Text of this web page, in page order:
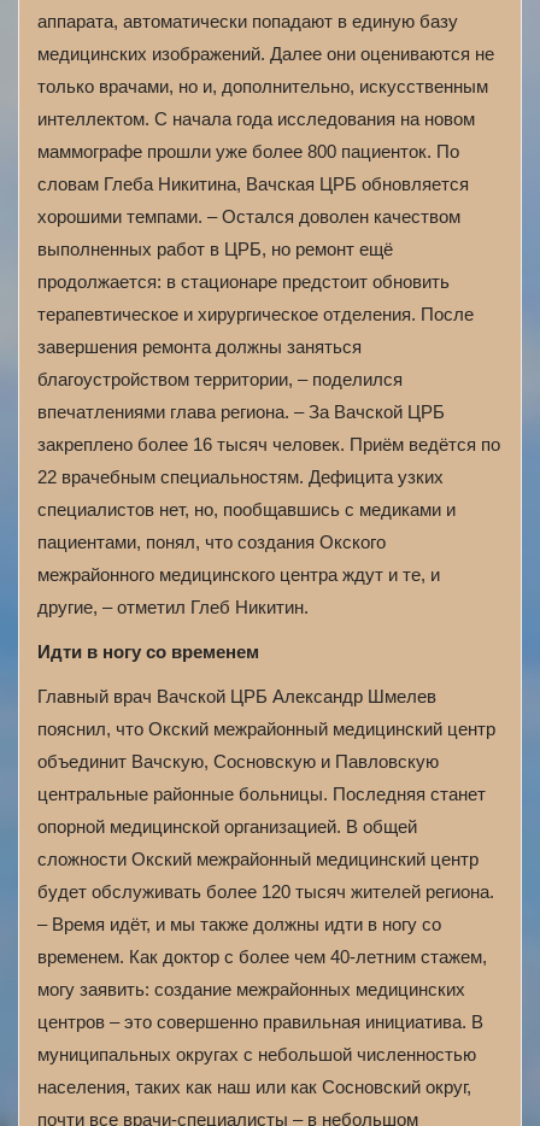
аппарата, автоматически попадают в единую базу
медицинских изображений. Далее они оцениваются не
только врачами, но и, дополнительно, искусственным
интеллектом. С начала года исследования на новом
маммографе прошли уже более 800 пациенток. По
словам Глеба Никитина, Вачская ЦРБ обновляется
хорошими темпами. – Остался доволен качеством
выполненных работ в ЦРБ, но ремонт ещё
продолжается: в стационаре предстоит обновить
терапевтическое и хирургическое отделения. После
завершения ремонта должны заняться
благоустройством территории, – поделился
впечатлениями глава региона. – За Вачской ЦРБ
закреплено более 16 тысяч человек. Приём ведётся по
22 врачебным специальностям. Дефицита узких
специалистов нет, но, пообщавшись с медиками и
пациентами, понял, что создания Окского
межрайонного медицинского центра ждут и те, и
другие, – отметил Глеб Никитин.
Идти в ногу со временем
Главный врач Вачской ЦРБ Александр Шмелев
пояснил, что Окский межрайонный медицинский центр
объединит Вачскую, Сосновскую и Павловскую
центральные районные больницы. Последняя станет
опорной медицинской организацией. В общей
сложности Окский межрайонный медицинский центр
будет обслуживать более 120 тысяч жителей региона.
– Время идёт, и мы также должны идти в ногу со
временем. Как доктор с более чем 40-летним стажем,
могу заявить: создание межрайонных медицинских
центров – это совершенно правильная инициатива. В
муниципальных округах с небольшой численностью
населения, таких как наш или как Сосновский округ,
почти все врачи-специалисты – в небольшом